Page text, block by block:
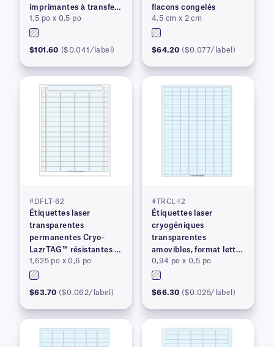
imprimantes à transfert
thermique
1,5 po x 0,5 po
$101.60 ($0.041/label)
flacons congelés
4,5 cm x 2 cm
$64.20 ($0.077/label)
#DFLT-62
Étiquettes laser
transparentes
permanentes Cryo–
LazrTAG™ résistantes à
la cryogénie et à
l'autoclave
1,625 po x 0,6 po
$63.70 ($0.062/label)
#TRCL-12
Étiquettes laser
cryogéniques
transparentes
amovibles, format lettre
US
0,94 po x 0,5 po
$66.30 ($0.025/label)